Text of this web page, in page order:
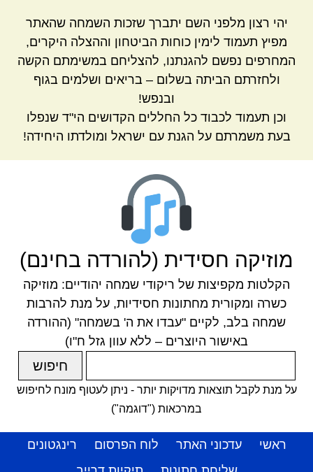
יהי רצון מלפני השם יתברך שזכות השמחה שהאתר
מפיץ תעמוד לימין כוחות הביטחון וההצלה היקרים,
המחרפים נפשם להגנתנו, להצליחם במשימתם הקשה
ולחזרתם הביתה בשלום – בריאים ושלמים בגוף
ובנפש!
וכן תעמוד לכבוד כל החללים הקדושים הי"ד שנפלו
בעת משמרתם על הגנת עם ישראל ומולדתו היחידה!
מוזיקה חסידית (להורדה בחינם)
הקלטות מקפיצות של ריקודי שמחה יהודיים: מוזיקה
כשרה ומקורית מחתונות חסידיות, על מנת להרבות
שמחה בלב, לקיים "עבדו את ה' בשמחה" (ההורדה
באישור היוצרים – ללא עוון גזל ח"ו)
על מנת לקבל תוצאות מדויקות יותר - ניתן לעטוף מונח לחיפוש
במרכאות ("דוגמה")
ראשי עדכוני האתר לוח הפרסום
רינגטונים